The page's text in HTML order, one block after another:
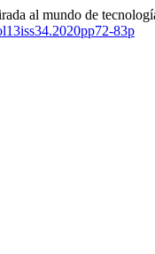
al mundo de
83p